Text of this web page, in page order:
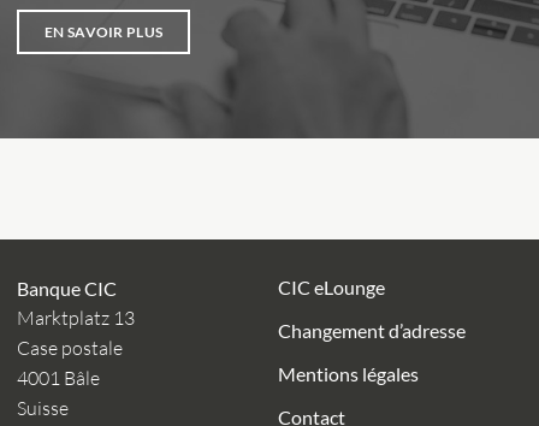
EN SAVOIR PLUS
Banque CIC
Marktplatz 13
Case postale
4001 Bâle
Suisse
CIC eLounge
Changement d’adresse
Mentions légales
Contact